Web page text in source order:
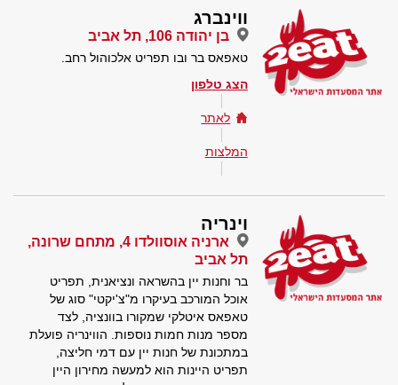
ווינברג
בן יהודה 106, תל אביב
טאפאס בר ובו תפריט אלכוהול רחב.
הצג טלפון
לאתר
המלצות
וינריה
ארניה אוסוולדו 4, מתחם שרונה,
תל אביב
בר וחנות יין בהשראה ונציאנית, תפריט
אוכל המורכב בעיקרו מ"צ'יקטי" סוג של
טאפאס איטלקי שמקורו בוונציה, לצד
מספר מנות חמות נוספות. הווינריה פועלת
במתכונת של חנות יין עם דמי חליצה,
תפריט היינות הוא למעשה מחירון היין